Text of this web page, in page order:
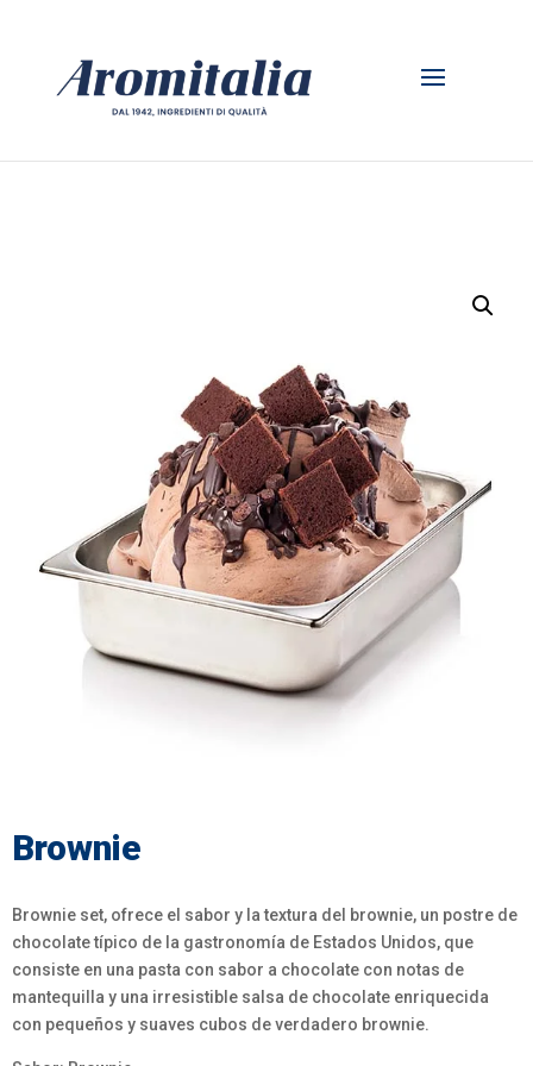
Brownie
Brownie set, ofrece el sabor y la textura del brownie, un postre de
chocolate típico de la gastronomía de Estados Unidos, que
consiste en una pasta con sabor a chocolate con notas de
mantequilla y una irresistible salsa de chocolate enriquecida
con pequeños y suaves cubos de verdadero brownie.